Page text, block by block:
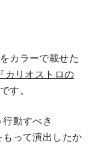
カラーで載せた
『カリオストロの
です。
動すべき
って演出したか